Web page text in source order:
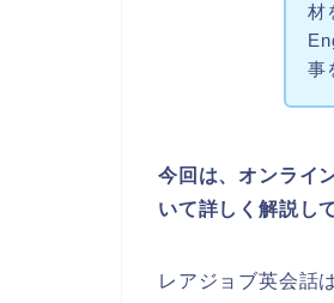
材
事
今回は、オンライ
いて詳しく解説し
レアジョブ英会話